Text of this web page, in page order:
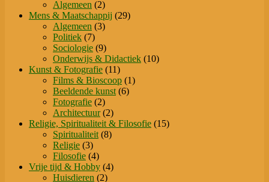
Algemeen 22
producten
Mens & Maatschappij 2929
Algemeen 33
Politiek 77
producten
Sociologie 99
producten
Onderwijs & Didactiek 1010
Kunst & Fotografie 1111
producten
Films & Bioscoop 11
Beeldende kunst 66
Fotografie 22
producten
Architectuur 22
producten
Religie, Spiritualiteit & Filosofie 1515
Spiritualiteit 88
Religie 33
producten
Filosofie 44
producten
Vrije tijd & Hobby 44
Huisdieren 22